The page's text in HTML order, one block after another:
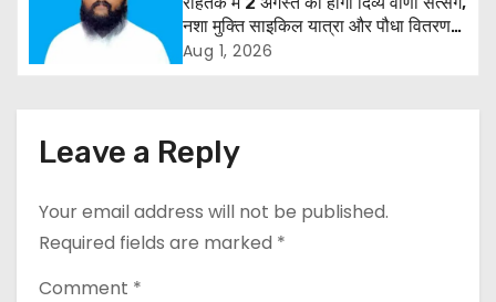
a
o
n
नशा मुक्ति साइकिल यात्रा और पौधा वितरण
कार्यक्रम
Aug 1, 2026
Leave a Reply
Your email address will not be published.
Required fields are marked *
Comment *